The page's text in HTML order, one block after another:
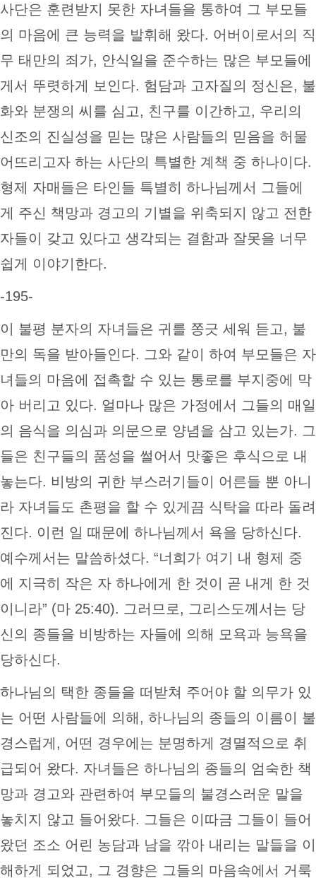
사단은 훈련받지 못한 자녀들을 통하여 그 부모들
의 마음에 큰 능력을 발휘해 왔다. 어버이로서의 직
무 태만의 죄가, 안식일을 준수하는 많은 부모들에
게서 뚜렷하게 보인다. 험담과 고자질의 정신은, 불
화와 분쟁의 씨를 심고, 친구를 이간하고, 우리의
신조의 진실성을 믿는 많은 사람들의 믿음을 허물
어뜨리고자 하는 사단의 특별한 계책 중 하나이다.
형제 자매들은 타인들­ 특별히 하나님께서 그들에
게 주신 책망과 경고의 기별을 위축되지 않고 전한
자들­이 갖고 있다고 생각되는 결함과 잘못을 너무
쉽게 이야기한다.
-195-
이 불평 분자의 자녀들은 귀를 쫑긋 세워 듣고, 불
만의 독을 받아들인다. 그와 같이 하여 부모들은 자
녀들의 마음에 접촉할 수 있는 통로를 부지중에 막
아 버리고 있다. 얼마나 많은 가정에서 그들의 매일
의 음식을 의심과 의문으로 양념을 삼고 있는가. 그
들은 친구들의 품성을 썰어서 맛좋은 후식으로 내
놓는다. 비방의 귀한 부스러기들이 어른들 뿐 아니
라 자녀들도 촌평을 할 수 있게끔 식탁을 따라 돌려
진다. 이런 일 때문에 하나님께서 욕을 당하신다.
예수께서는 말씀하셨다. “너희가 여기 내 형제 중
에 지극히 작은 자 하나에게 한 것이 곧 내게 한 것
이니라” (마 25:40). 그러므로, 그리스도께서는 당
신의 종들을 비방하는 자들에 의해 모욕과 능욕을
당하신다.
하나님의 택한 종들을 떠받쳐 주어야 할 의무가 있
는 어떤 사람들에 의해, 하나님의 종들의 이름이 불
경스럽게, 어떤 경우에는 분명하게 경멸적으로 취
급되어 왔다. 자녀들은 하나님의 종들의 엄숙한 책
망과 경고와 관련하여 부모들의 불경스러운 말을
놓치지 않고 들어왔다. 그들은 이따금 그들이 들어
왔던 조소 어린 농담과 남을 깎아 내리는 말들을 이
해하게 되었고, 그 경향은 그들의 마음속에서 거룩